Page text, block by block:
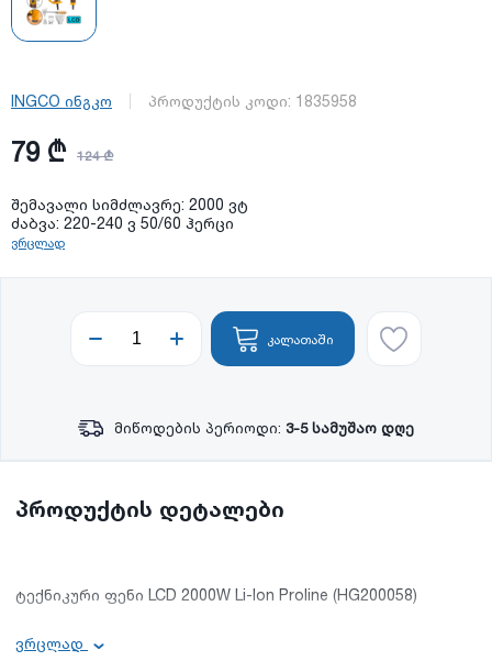
INGCO ინგკო პროდუქტის კოდი: 1835958
79 ₾ 124 ₾
შემავალი სიმძლავრე: 2000 ვტ
ძაბვა: 220-240 ვ 50/60 ჰერცი
ვრცლად
კალათაში
მიწოდების პერიოდი: 3-5 სამუშაო დღე
პროდუქტის დეტალები
ტექნიკური ფენი LCD 2000W Li-Ion Proline (HG200058)
ძირითადი ინფორმაცია:
ვრცლად